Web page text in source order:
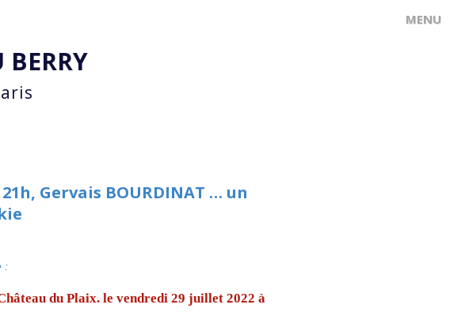
BERRY
Gervais BOURDINAT … un
:
du Plaix. le vendredi 29 juillet 2022 à